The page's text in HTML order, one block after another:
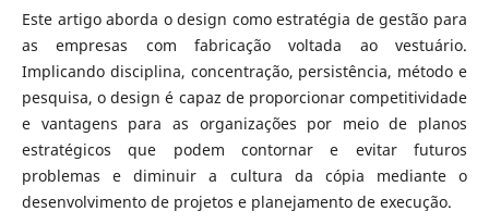
Este artigo aborda o design como estratégia de gestão para
as empresas com fabricação voltada ao vestuário.
Implicando disciplina, concentração, persistência, método e
pesquisa, o design é capaz de proporcionar competitividade
e vantagens para as organizações por meio de planos
estratégicos que podem contornar e evitar futuros
problemas e diminuir a cultura da cópia mediante o
desenvolvimento de projetos e planejamento de execução.